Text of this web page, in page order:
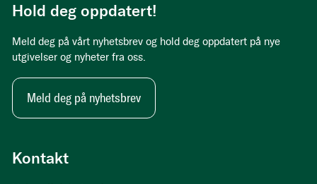
Kontakt
Hold deg oppdatert!
Meld deg på vårt nyhetsbrev og hold deg oppdatert på nye
utgivelser og nyheter fra oss.
Meld deg på nyhetsbrev